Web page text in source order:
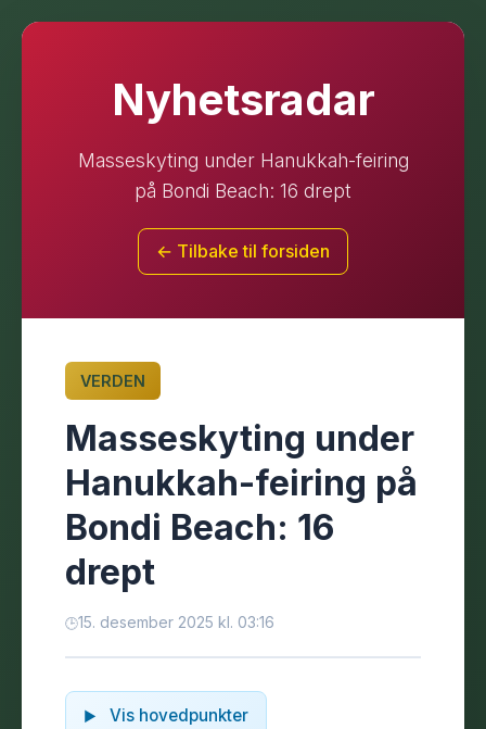
Nyhetsradar
Masseskyting under Hanukkah-feiring
på Bondi Beach: 16 drept
← Tilbake til forsiden
VERDEN
Masseskyting under
Hanukkah-feiring på
Bondi Beach: 16
drept
15. desember 2025 kl. 03:16
Vis hovedpunkter